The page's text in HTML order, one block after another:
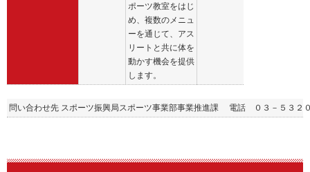
ポーツ教室をはじ
め、複数のメニュ
ーを通じて、アス
リートと共に体を
動かす機会を提供
します。
問い合わせ先 スポーツ振興局スポーツ事業部事業推進課 電話 ０３－５３２